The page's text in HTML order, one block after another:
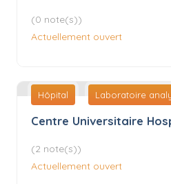
(0 note(s))
Actuellement ouvert
Hôpital Laboratoire
Centre Universitaire
(2 note(s))
Actuellement ouvert